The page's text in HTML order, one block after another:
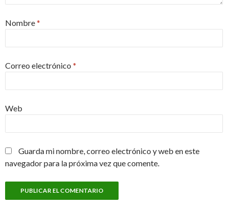
Nombre*
Correo electrónico *
Web
Guarda mi nombre, correo electrónico y web en este
navegador para la próxima vez que comente.